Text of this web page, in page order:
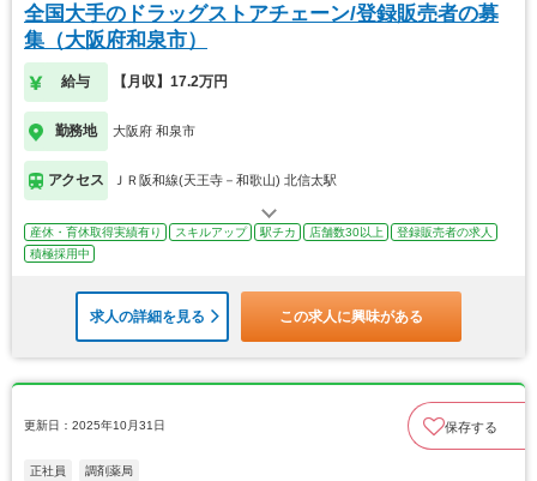
全国大手のドラッグストアチェーン/登録販売者の募
集（大阪府和泉市）
給与 【月収】17.2万円
勤務地 大阪府 和泉市
アクセス ＪＲ阪和線(天王寺－和歌山) 北信太駅
産休・育休取得実績有り スキルアップ 駅チカ 店舗数30以上
登録販売者の求人
積極採用中
求人の詳細を見る この求人に興味がある
更新日：2025年10月31日 保存する
正社員 調剤薬局